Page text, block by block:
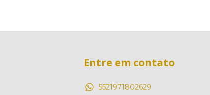
Entre em contato
5521971802629